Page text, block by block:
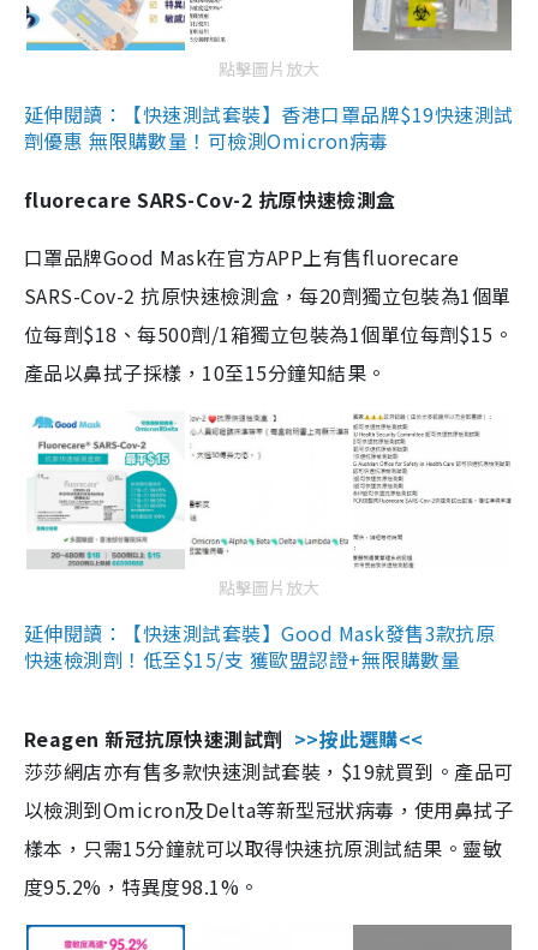
點擊圖片放大
延伸閱讀：【快速測試套裝】香港口罩品牌$19快速測試
劑優惠 無限購數量！可檢測Omicron病毒
fluorecare SARS-Cov-2 抗原快速檢測盒
口罩品牌Good Mask在官方APP上有售fluorecare
SARS-Cov-2 抗原快速檢測盒，每20劑獨立包裝為1個單
位每劑$18、每500劑/1箱獨立包裝為1個單位每劑$15。
產品以鼻拭子採樣，10至15分鐘知結果。
點擊圖片放大
延伸閱讀：【快速測試套裝】Good Mask發售3款抗原
快速檢測劑！低至$15/支 獲歐盟認證+無限購數量
Reagen 新冠抗原快速測試劑 >>按此選購<<
莎莎網店亦有售多款快速測試套裝，$19就買到。產品可
以檢測到Omicron及Delta等新型冠狀病毒，使用鼻拭子
樣本，只需15分鐘就可以取得快速抗原測試結果。靈敏
度95.2%，特異度98.1%。